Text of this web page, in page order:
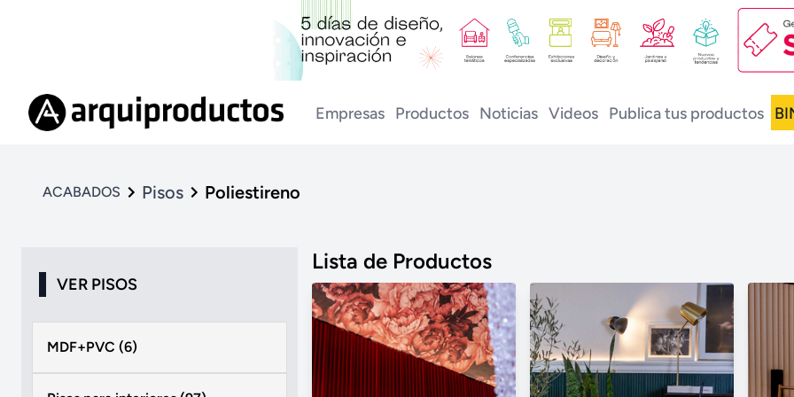
Empresas Productos Noticias Videos Publica tus productos
ACABADOS Pisos Poliestireno
VER PISOS
MDF+PVC (6)
Lista de Productos